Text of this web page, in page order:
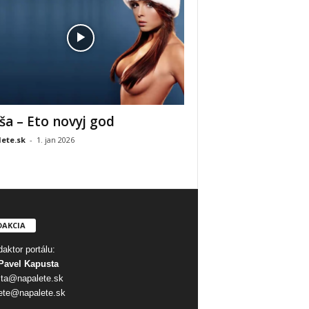
– Eto novyj god
- 1. jan 2026
portálu:
Kapusta